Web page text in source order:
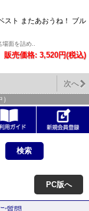
スト またあおうね！ ブル
面を詰め..
販売価格: 3,520円(税込)
次へ
PC版へ